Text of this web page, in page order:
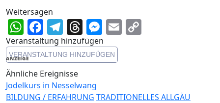
Weitersagen
WhatsApp
Facebook
Telegram
Threads
Messenger
Email
Veranstaltung hinzufügen
VERANSTALTUNG HINZUFÜGEN
ANZEIGE
Ähnliche Ereignisse
Jodelkurs in Nesselwang
BILDUNG / ERFAHRUNG TRADITIONELLES ALLGÄU